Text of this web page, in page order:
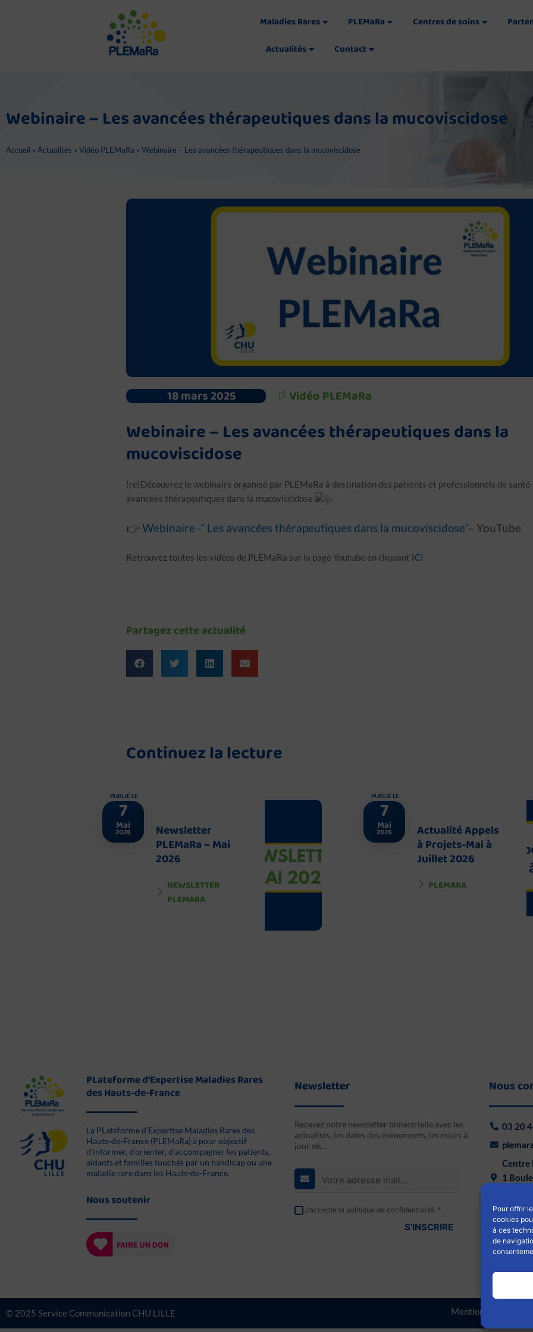
Pour offrir
cookies
à ces
de
Maladies Rares PLEMaRa Centres de soins
Actualités
Contact
Webinaire – Les avancées thérapeutiques dans la mucoviscidose
Accueil » Actualités » Vidéo PLEMaRa » Webinaire – Les avancées thérapeutiques dans la mucoviscidose
18 mars 2025 Vidéo PLEMaRa
Webinaire – Les avancées thérapeutiques dans la
mucoviscidose
(re)Découvrez le webinaire organisé par PLEMaRa à destination des patients et professionnels de santé
avancées thérapeutiques dans la mucoviscidose
👉Webinaire -” Les avancées thérapeutiques dans la mucoviscidose”– YouTube
Retrouvez toutes les vidéos de PLEMaRa sur la page Youtube en cliquant ICI
Partagez cette actualité
Continuez la lecture
PUBLIÉ LE
7
Mai
2026
Newsletter
PLEMaRa – Mai
2026
NEWSLETTER
PLEMARA
PUBLIÉ LE
7
Mai
2026
Actualité Appels
à Projets-Mai à
Juillet 2026
PLEMARA
PLateforme d’Expertise Maladies Rares
des Hauts-de-France
La PLateforme d’Expertise Maladies Rares des
Hauts-de-France (PLEMaRa) a pour objectif
d’informer, d’orienter, d’accompagner les patients,
aidants et familles touchés par un handicap ou une
maladie rare dans les Hauts-de-France.
Nous soutenir
Newsletter
Recevez notre newsletter bimestrielle avec les
actualités, les dates des évènements, les mises à
jour etc…
E-
mail
RGPD
J’accepte la politique de confidentialité. *
Nous
03 20
Centre
1
F
a
c
b
© 2025 Service Communication CHU LILLE Mentions légales